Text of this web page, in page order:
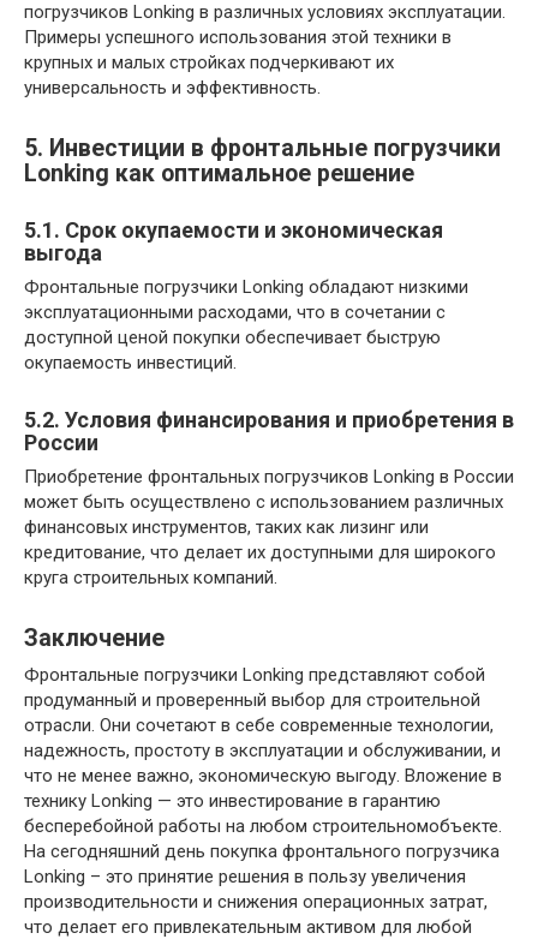
погрузчиков Lonking в различных условиях эксплуатации.
Примеры успешного использования этой техники в
крупных и малых стройках подчеркивают их
универсальность и эффективность.
5. Инвестиции в фронтальные погрузчики
Lonking как оптимальное решение
5.1. Срок окупаемости и экономическая
выгода
Фронтальные погрузчики Lonking обладают низкими
эксплуатационными расходами, что в сочетании с
доступной ценой покупки обеспечивает быструю
окупаемость инвестиций.
5.2. Условия финансирования и приобретения в
России
Приобретение фронтальных погрузчиков Lonking в России
может быть осуществлено с использованием различных
финансовых инструментов, таких как лизинг или
кредитование, что делает их доступными для широкого
круга строительных компаний.
Заключение
Фронтальные погрузчики Lonking представляют собой
продуманный и проверенный выбор для строительной
отрасли. Они сочетают в себе современные технологии,
надежность, простоту в эксплуатации и обслуживании, и
что не менее важно, экономическую выгоду. Вложение в
технику Lonking — это инвестирование в гарантию
бесперебойной работы на любом строительномобъекте.
На сегодняшний день покупка фронтального погрузчика
Lonking – это принятие решения в пользу увеличения
производительности и снижения операционных затрат,
что делает его привлекательным активом для любой